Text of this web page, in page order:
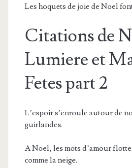
Les hoquets de joie de Noel
Citations de
Lumiere et
Fetes part 2
L’espoir s’enroule autour de
guirlandes.
A Noel, les mots d’amour
comme la neige.